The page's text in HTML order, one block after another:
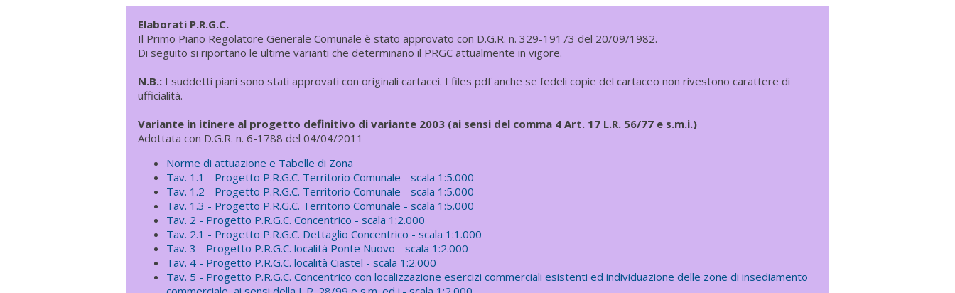
Elaborati P.R.G.C.
Il Primo Piano Regolatore Generale Comunale è stato approvato con D.G.R. n. 329-19173 del 20/09/1982.
Di seguito si riportano le ultime varianti che determinano il PRGC attualmente in vigore.
N.B.: I suddetti piani sono stati approvati con originali cartacei. I files pdf anche se fedeli copie del cartaceo non rivestono carattere di
ufficialità.
Variante in itinere al progetto definitivo di variante 2003 (ai sensi del comma 4 Art. 17 L.R. 56/77 e s.m.i.)
Adottata con D.G.R. n. 6-1788 del 04/04/2011
Norme di attuazione e Tabelle di Zona
Tav. 1.1 - Progetto P.R.G.C. Territorio Comunale - scala 1:5.000
Tav. 1.2 - Progetto P.R.G.C. Territorio Comunale - scala 1:5.000
Tav. 1.3 - Progetto P.R.G.C. Territorio Comunale - scala 1:5.000
Tav. 2 - Progetto P.R.G.C. Concentrico - scala 1:2.000
Tav. 2.1 - Progetto P.R.G.C. Dettaglio Concentrico - scala 1:1.000
Tav. 3 - Progetto P.R.G.C. località Ponte Nuovo - scala 1:2.000
Tav. 4 - Progetto P.R.G.C. località Ciastel - scala 1:2.000
Tav. 5 - Progetto P.R.G.C. Concentrico con localizzazione esercizi commerciali esistenti ed individuazione delle zone di insediamento